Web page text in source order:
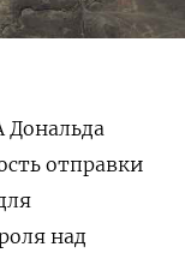
отправки
над